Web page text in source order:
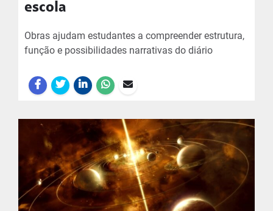
escola
Obras ajudam estudantes a compreender estrutura,
função e possibilidades narrativas do diário